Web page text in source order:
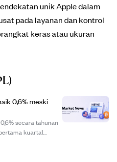
unik Apple dalam
pada layanan dan kontrol
keras atau ukuran
0,6% meski
secara tahunan
kuartal
turun 4% menjadi